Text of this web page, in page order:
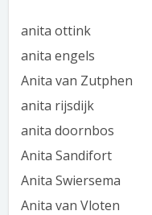
anita ottink
anita engels
Anita van Zutphen
anita rijsdijk
anita doornbos
Anita Sandifort
Anita Swiersema
Anita van Vloten